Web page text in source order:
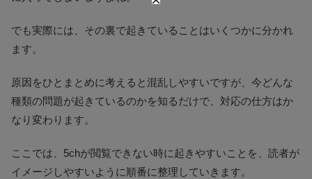
でも実際には、その裏で起きていることはいくつかに分かれ
ます。
原因をひとまとめに考えると混乱しやすいですが、今どんな
種類の問題が起きているのかを知るだけで、対応の仕方はか
なり変わります。
ここでは、5chが閲覧できない時に起きやすいことを、読者が
イメージしやすいように順番に整理していきます。